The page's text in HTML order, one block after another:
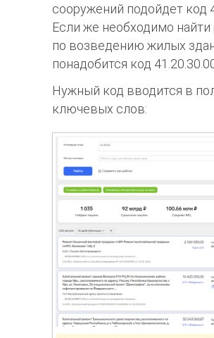
сооружений подойдет код
Если же необходимо найти
по возведению жилых
понадобится код
Нужный код вводится в
ключевых слов: